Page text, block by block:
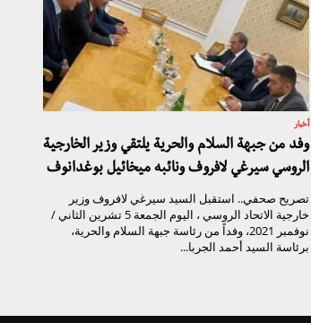
أخبار
وفد من جبهة السلام والحرية يلتقي وزير الخارجية
الروسي سيرغي لافروف ونائبه ميخائيل بوغدانوف
تصريح صحفي.. استقبل السيد سيرغي لافروف وزير
خارجية الاتحاد الروسي ، اليوم الجمعة 5 تشرين الثاني /
نوفمبر 2021، وفداً من رئاسة جبهة السلام والحرية،
برئاسة السيد أحمد الجربا...